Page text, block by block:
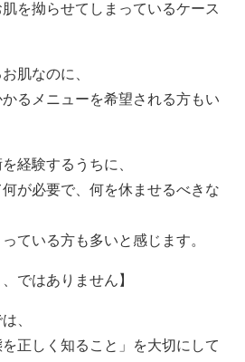
を拗らせてしまっているケース
肌なのに、
るメニューを希望される方もい
経験するうちに、
が必要で、何を休ませるべきな
ている方も多いと感じます。
ではありません】
、
正しく知ること」を大切にして